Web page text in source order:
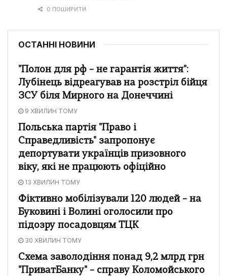
0 ПОШИРИТИ
ОСТАННІ НОВИНИ
"Полон для рф – не гарантія життя":
Лубінець відреагував на розстріл бійця
ЗСУ біля Мирного на Донеччині
9 ХВИЛИН ТОМУ
Польська партія "Право і
Справедливість" запропонує
депортувати українців призовного
віку, які не працюють офіційно
13 ХВИЛИН ТОМУ
Фіктивно мобілізували 120 людей – на
Буковині і Волині оголосили про
підозру посадовцям ТЦК
30 ХВИЛИН ТОМУ
Схема заволодіння понад 9,2 млрд грн
"ПриватБанку" – справу Коломойського